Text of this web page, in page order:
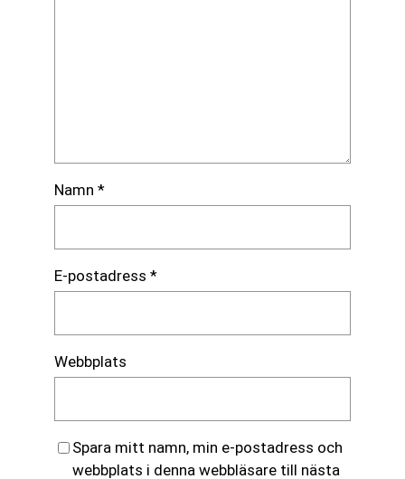
Namn *
E-postadress *
Webbplats
Spara mitt namn, min e-postadress och
webbplats i denna webbläsare till nästa